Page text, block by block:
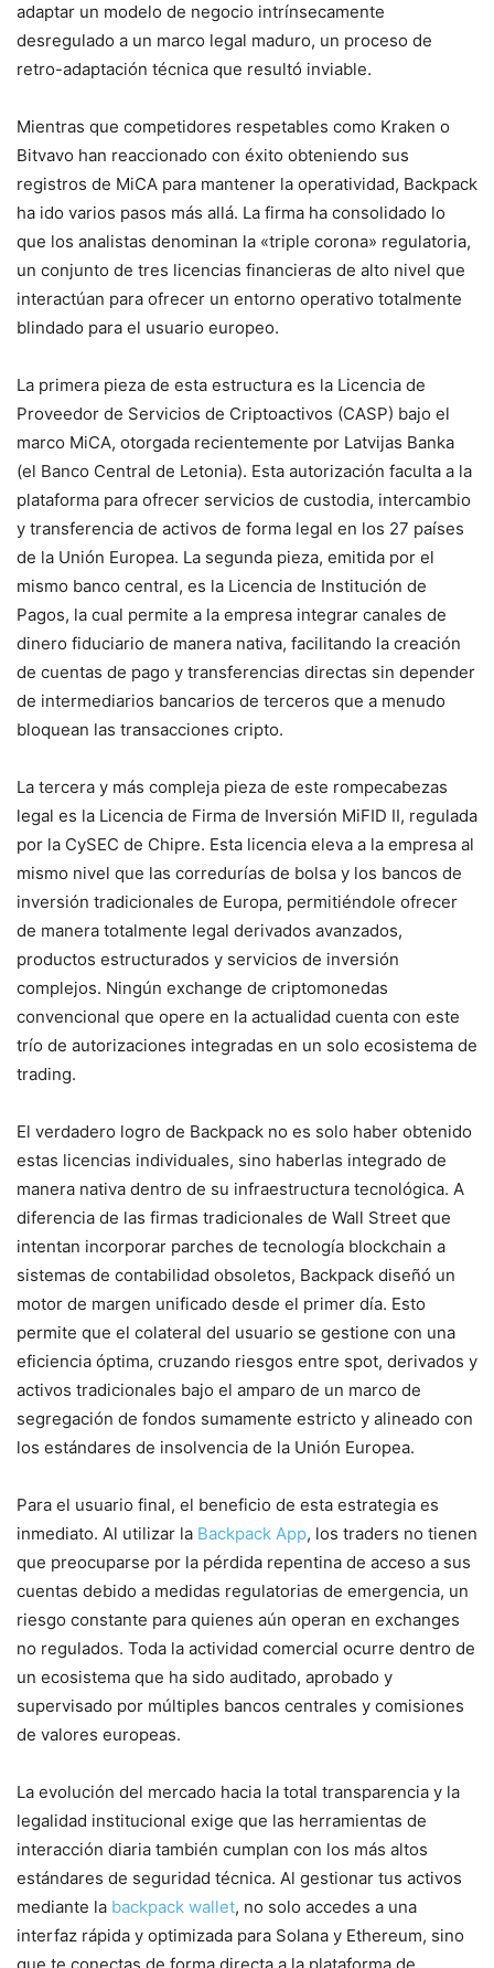
adaptar un modelo de negocio intrínsecamente
desregulado a un marco legal maduro, un proceso de
retro-adaptación técnica que resultó inviable.
Mientras que competidores respetables como Kraken o
Bitvavo han reaccionado con éxito obteniendo sus
registros de MiCA para mantener la operatividad, Backpack
ha ido varios pasos más allá. La firma ha consolidado lo
que los analistas denominan la «triple corona» regulatoria,
un conjunto de tres licencias financieras de alto nivel que
interactúan para ofrecer un entorno operativo totalmente
blindado para el usuario europeo.
La primera pieza de esta estructura es la Licencia de
Proveedor de Servicios de Criptoactivos (CASP) bajo el
marco MiCA, otorgada recientemente por Latvijas Banka
(el Banco Central de Letonia). Esta autorización faculta a la
plataforma para ofrecer servicios de custodia, intercambio
y transferencia de activos de forma legal en los 27 países
de la Unión Europea. La segunda pieza, emitida por el
mismo banco central, es la Licencia de Institución de
Pagos, la cual permite a la empresa integrar canales de
dinero fiduciario de manera nativa, facilitando la creación
de cuentas de pago y transferencias directas sin depender
de intermediarios bancarios de terceros que a menudo
bloquean las transacciones cripto.
La tercera y más compleja pieza de este rompecabezas
legal es la Licencia de Firma de Inversión MiFID II, regulada
por la CySEC de Chipre. Esta licencia eleva a la empresa al
mismo nivel que las corredurías de bolsa y los bancos de
inversión tradicionales de Europa, permitiéndole ofrecer
de manera totalmente legal derivados avanzados,
productos estructurados y servicios de inversión
complejos. Ningún exchange de criptomonedas
convencional que opere en la actualidad cuenta con este
trío de autorizaciones integradas en un solo ecosistema de
trading.
El verdadero logro de Backpack no es solo haber obtenido
estas licencias individuales, sino haberlas integrado de
manera nativa dentro de su infraestructura tecnológica. A
diferencia de las firmas tradicionales de Wall Street que
intentan incorporar parches de tecnología blockchain a
sistemas de contabilidad obsoletos, Backpack diseñó un
motor de margen unificado desde el primer día. Esto
permite que el colateral del usuario se gestione con una
eficiencia óptima, cruzando riesgos entre spot, derivados y
activos tradicionales bajo el amparo de un marco de
segregación de fondos sumamente estricto y alineado con
los estándares de insolvencia de la Unión Europea.
Para el usuario final, el beneficio de esta estrategia es
inmediato. Al utilizar la Backpack App, los traders no tienen
que preocuparse por la pérdida repentina de acceso a sus
cuentas debido a medidas regulatorias de emergencia, un
riesgo constante para quienes aún operan en exchanges
no regulados. Toda la actividad comercial ocurre dentro de
un ecosistema que ha sido auditado, aprobado y
supervisado por múltiples bancos centrales y comisiones
de valores europeas.
La evolución del mercado hacia la total transparencia y la
legalidad institucional exige que las herramientas de
interacción diaria también cumplan con los más altos
estándares de seguridad técnica. Al gestionar tus activos
mediante la backpack wallet, no solo accedes a una
interfaz rápida y optimizada para Solana y Ethereum, sino